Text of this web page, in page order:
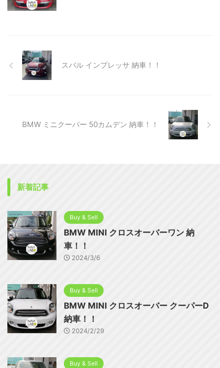
スバル インプレッサ 納車！！
BMW ミニクーパー 50カムデン 納車！！
新着記事
Buy & Sell
BMW MINI クロスオーバーワン 納
車！！
2024/3/6
Buy & Sell
BMW MINI クロスオーバー クーパーD
納車！！
2024/2/29
Buy & Sell